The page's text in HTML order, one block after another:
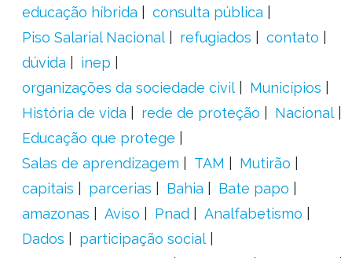
educação híbrida
consulta pública
Piso Salarial Nacional
refugiados
contato
dúvida
inep
organizações da sociedade civil
Municípios
História de vida
rede de proteção
Nacional
Educação que protege
Salas de aprendizagem
TAM
Mutirão
capitais
parcerias Bahia
Bate papo
amazonas
Aviso Pnad
Analfabetismo
Dados
participação social